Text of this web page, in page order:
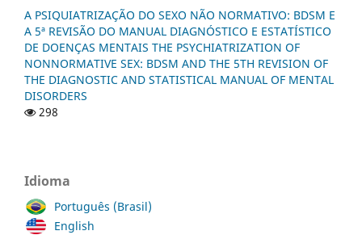
A PSIQUIATRIZAÇÃO DO SEXO NÃO NORMATIVO: BDSM E
A 5ª REVISÃO DO MANUAL DIAGNÓSTICO E ESTATÍSTICO
DE DOENÇAS MENTAIS THE PSYCHIATRIZATION OF
NONNORMATIVE SEX: BDSM AND THE 5TH REVISION OF
THE DIAGNOSTIC AND STATISTICAL MANUAL OF MENTAL
DISORDERS
298
Idioma
Português (Brasil)
English